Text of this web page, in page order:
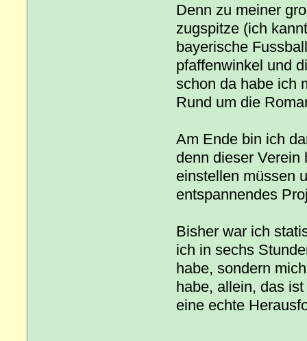
Denn zu meiner
zugspitze (ich
bayerische
pfaffenwinkel und
schon da habe ich
Rund um die
Am Ende bin ich
denn dieser Verein
einstellen müssen
entspannendes
Bisher war ich
ich in sechs
habe, sondern
habe, allein, das
eine echte